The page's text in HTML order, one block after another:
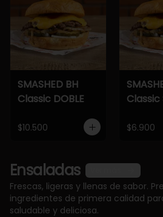
SMASHED BH
Classic DOBLE
$10.500
Classic
$6.900
Ensaladas
Frescas, ligeras y llenas de sabor.
ingredientes de primera calidad
saludable y deliciosa.